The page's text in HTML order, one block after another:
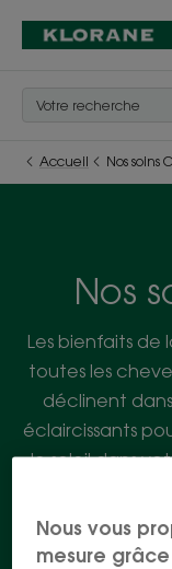
Accueil Nos soins
Nos
Les bienfaits de
toutes les
déclinent
éclaircissants
le soleil dans
Nous vous
mesure